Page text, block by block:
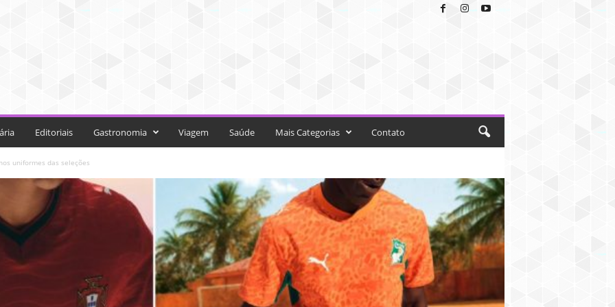
Editoriais Gastronomia Viagem Saúde Mais Categorias Contato
uniformes das seleções